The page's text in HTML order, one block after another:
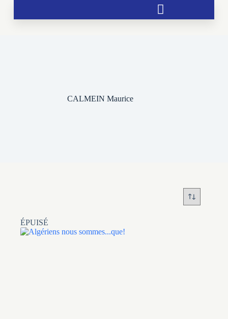
CALMEIN Maurice
ÉPUISÉ